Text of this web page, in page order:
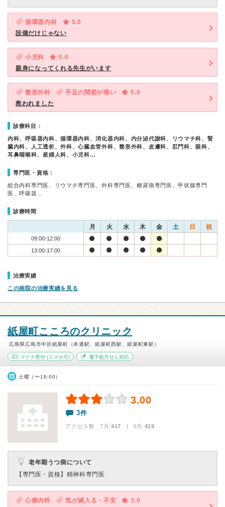
循環器内科
5.0
設備だけじゃない
小児科
5.0
親身になってくれる先生がいます
整形外科 手足の関節が痛い
5.0
救われました
診療科目：
内科、呼吸器内科、循環器内科、消化器内科、内分泌代謝科、リウマチ科、腎
臓内科、人工透析、外科、心臓血管外科、整形外科、皮膚科、肛門科、眼科、
耳鼻咽喉科、産婦人科、小児科…
専門医・資格：
総合内科専門医、リウマチ専門医、外科専門医、糖尿病専門医、甲状腺専門
医、呼吸器…
診療時間
月 火 水 木 金 土 日 祝
09:00-12:00
13:00-17:00
治療実績
この病院の治療実績を見る
紙屋町こころのクリニック
広島県広島市中区紙屋町（本通駅、紙屋町西駅、紙屋町東駅）
マイナ受付 (スマホ可) 電子処方せん対応
土曜（〜16:00）
3.00
3件
アクセス数 7月:417 | 6月:419
老年期うつ病について
【専門医・資格】 精神科専門医
心療内科 気が滅入る・不安 3.0